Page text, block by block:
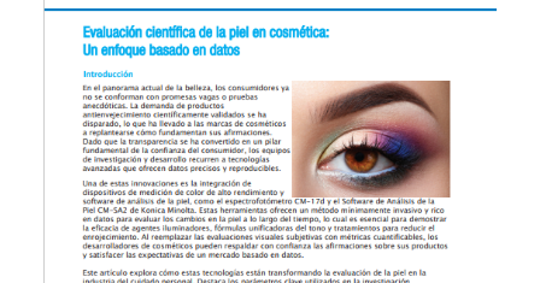
EVENTOS
QUIÉNES SOMOS
CONTÁCTENOS